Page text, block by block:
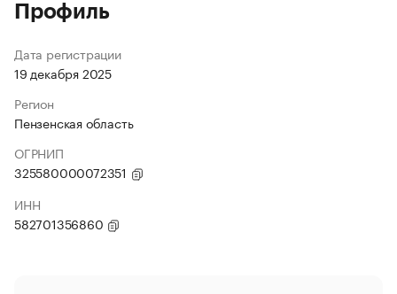
Профиль
Дата регистрации
19 декабря 2025
Регион
Пензенская область
ОГРНИП
325580000072351
ИНН
582701356860